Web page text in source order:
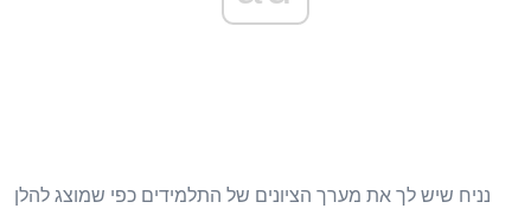
נניח שיש לך את מערך הציונים של התלמידים כפי שמוצג להלן